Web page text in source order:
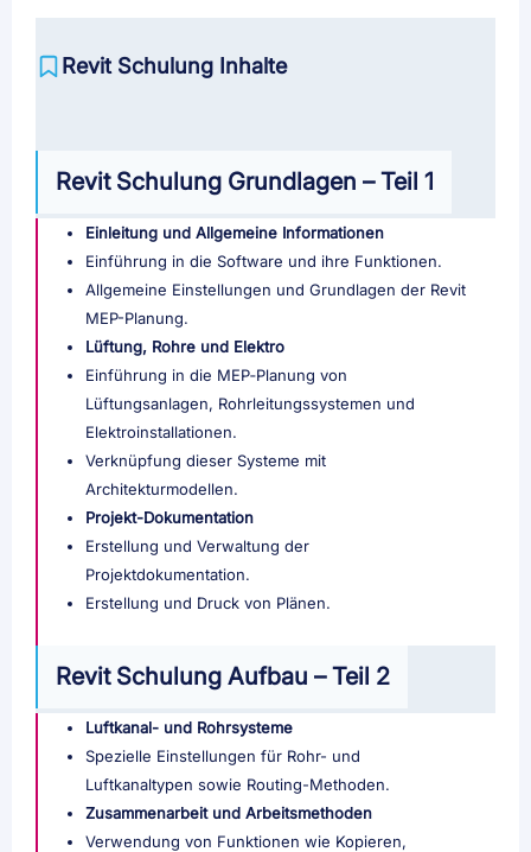
Revit Schulung Inhalte
Revit Schulung Grundlagen – Teil 1
Einleitung und Allgemeine Informationen
Einführung in die Software und ihre Funktionen.
Allgemeine Einstellungen und Grundlagen der Revit
MEP-Planung.
Lüftung, Rohre und Elektro
Einführung in die MEP‑Planung von
Lüftungsanlagen, Rohrleitungssystemen und
Elektroinstallationen.
Verknüpfung dieser Systeme mit
Architekturmodellen.
Projekt-Dokumentation
Erstellung und Verwaltung der
Projektdokumentation.
Erstellung und Druck von Plänen.
Revit Schulung Aufbau – Teil 2
Luftkanal- und Rohrsysteme
Spezielle Einstellungen für Rohr- und
Luftkanaltypen sowie Routing-Methoden.
Zusammenarbeit und Arbeitsmethoden
Verwendung von Funktionen wie Kopieren,